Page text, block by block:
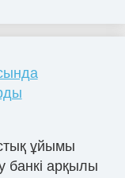
ұйымы
банкі арқылы